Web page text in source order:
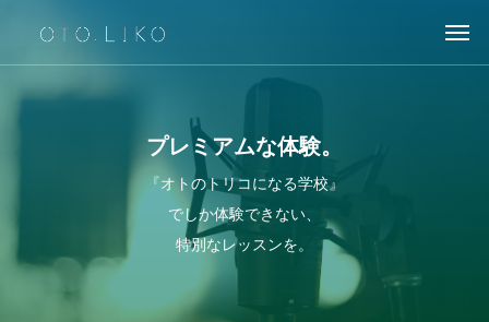
プレミアムな体験。
『オトのトリコになる学校』
でしか体験できない、
特別なレッスンを。